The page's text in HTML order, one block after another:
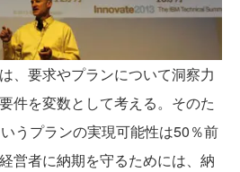
、要求やプランについて洞察力
件を変数として考える。そのた
うプランの実現可能性は50％前
営者に納期を守るためには、納